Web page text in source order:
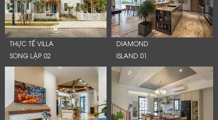
THỰC TẾ VILLA
SONG LẬP 02
DIAMOND
ISLAND 01